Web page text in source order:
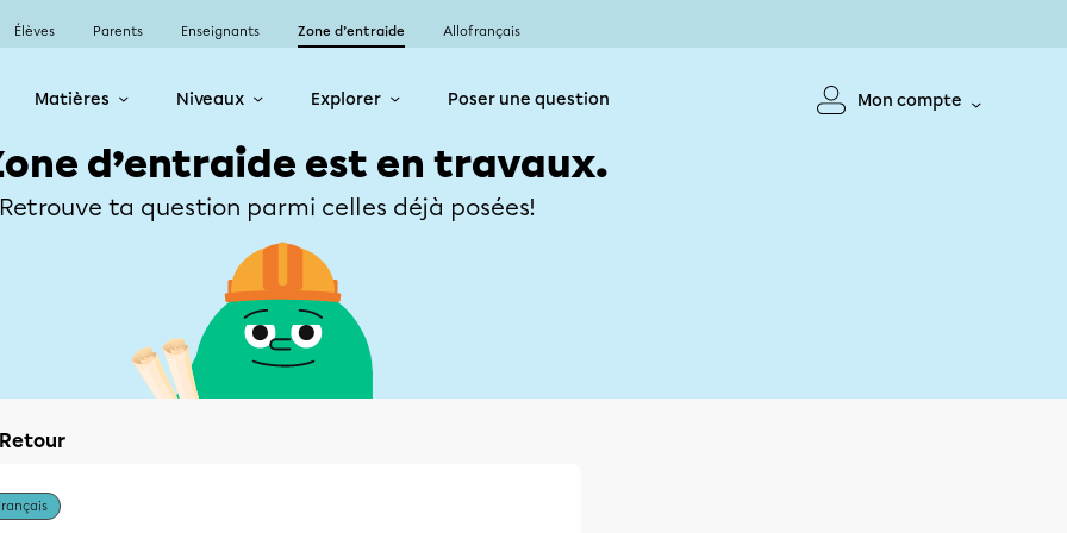
Élèves Parents Enseignants Zone d’entraide Allofrançais
Matières Niveaux Explorer Poser une question Mon compte
d’entraide est en travaux.
ta question parmi celles déjà posées!
Retour